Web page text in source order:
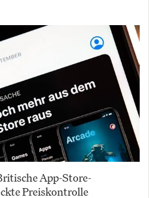
App-Store-
Preiskontrolle